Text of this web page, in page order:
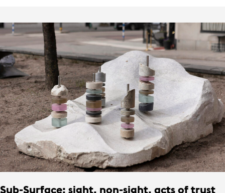
Sub-Surface: sight, non-sight, acts of trust